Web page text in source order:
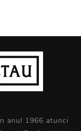
anul 1966 atunci